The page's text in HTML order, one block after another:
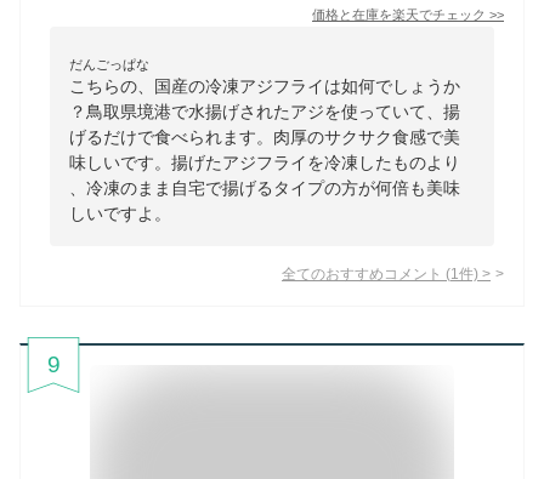
価格と在庫を楽天でチェック >>
だんごっぱな
こちらの、国産の冷凍アジフライは如何でしょうか
？鳥取県境港で水揚げされたアジを使っていて、揚
げるだけで食べられます。肉厚のサクサク食感で美
味しいです。揚げたアジフライを冷凍したものより
、冷凍のまま自宅で揚げるタイプの方が何倍も美味
しいですよ。
全てのおすすめコメント (1 件) >
9